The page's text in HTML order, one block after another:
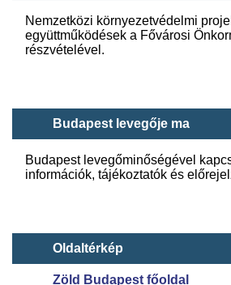
Nemzetközi környezetvédelmi
együttműködések a Fővárosi
részvételével.
Budapest levegője ma
Budapest levegőminőségével
információk, tájékoztatók és
Oldaltérkép
Zöld​ Budapest főoldal